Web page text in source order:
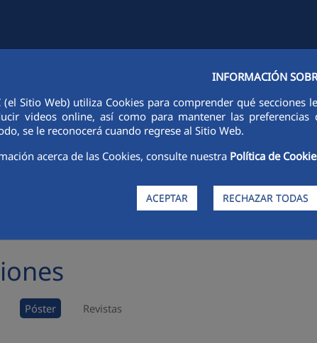
INFORMACIÓN
(el Sitio Web) utiliza Cookies para comprender qué
videos online, así como para mantener las
se le reconocerá cuando regrese al Sitio Web.
acerca de las Cookies, consulte nuestra Política de
ACEPTAR RECHAZAR TODAS
SOSTENIBILIDAD
Póster Revistas